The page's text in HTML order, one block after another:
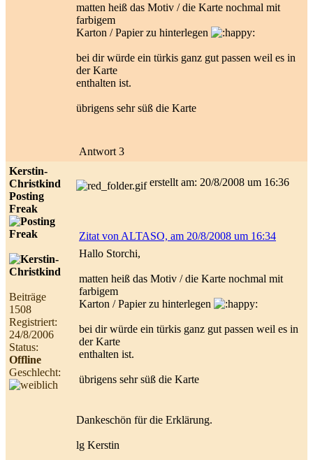
matten heiß das Motiv / die Karte nochmal mit
farbigem
Karton / Papier zu hinterlegen
bei dir würde ein türkis ganz gut passen weil es in
der Karte
enthalten ist.
übrigens sehr süß die Karte
Antwort 3
Kerstin-
Christkind
Posting
Freak
Beiträge
1508
Registriert:
24/8/2006
Status:
Offline
Geschlecht:
erstellt am: 20/8/2008 um 16:36
Zitat von ALTASO, am 20/8/2008 um 16:34
Hallo Storchi,
matten heiß das Motiv / die Karte nochmal mit
farbigem
Karton / Papier zu hinterlegen
bei dir würde ein türkis ganz gut passen weil es in
der Karte
enthalten ist.
übrigens sehr süß die Karte
Dankeschön für die Erklärung.
lg Kerstin